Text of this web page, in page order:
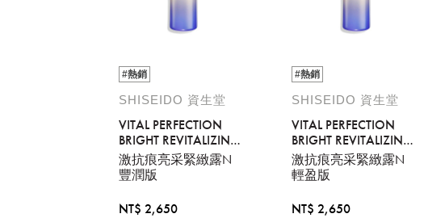
#熱銷
SHISEIDO 資生堂
VITAL PERFECTION
BRIGHT REVITALIZING
LOTION ENRICHED
激抗痕亮采緊緻露N
豐潤版
NT$ 2,650
#熱銷
SHISEIDO 資生堂
VITAL PERFECTION
BRIGHT REVITALIZING
LOTION
激抗痕亮采緊緻露N
輕盈版
NT$ 2,650